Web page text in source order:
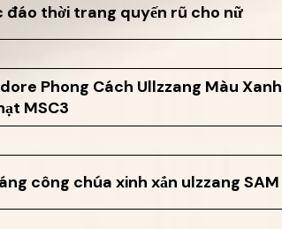
đáo thời trang quyến rũ cho nữ
Phong Cách Ullzzang Màu Xanh
MSC3
công chúa xinh xắn ulzzang SAM